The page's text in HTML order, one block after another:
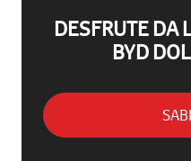
DESFRUTE DA
BYD